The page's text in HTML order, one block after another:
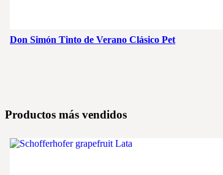
Don Simón Tinto de Verano Clásico Pet
Productos más vendidos